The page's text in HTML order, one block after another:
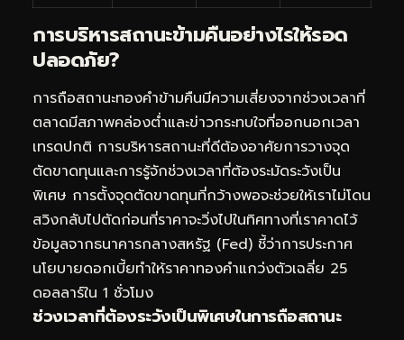
การบริหารสถานะข้ามคืนอย่างไรให้รอด
ปลอดภัย?
การถือสถานะทองคำข้ามคืนมีความเสี่ยงจากช่วงเวลาที่
ตลาดมีสภาพคล่องต่ำและข่าวกระทบใจที่ออกนอกเวลา
เทรดปกติ การบริหารสถานะที่ดีต้องอาศัยการวางจุด
ตัดขาดทุนและการรู้จักช่วงเวลาที่ต้องระมัดระวังเป็น
พิเศษ การตั้งจุดตัดขาดทุนที่กว้างพอจะช่วยให้เราไม่โดน
สวิงกลับไปตัดก่อนที่ราคาจะวิ่งไปในทิศทางที่เราคาดไว้
ข้อมูลจากธนาคารกลางสหรัฐ (Fed) ชี้ว่าการประกาศ
นโยบายดอกเบี้ยทำให้ราคาทองคำแกว่งตัวเฉลี่ย 25
ดอลลาร์ใน 1 ชั่วโมง
ช่วงเวลาที่ต้องระวังเป็นพิเศษในการถือสถานะ